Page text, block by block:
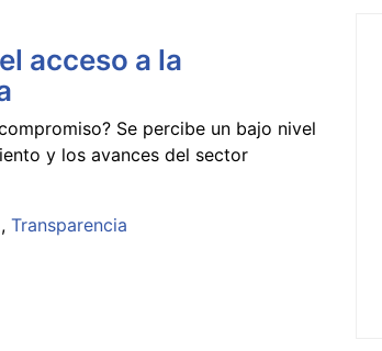
acceso a la
Se percibe un bajo nivel
y los avances del sector
Transparencia